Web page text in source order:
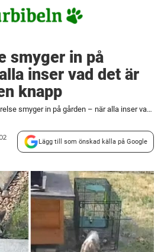
smyger in på
inser vad det är
knapp
Hårlös varelse smyger in på gården – när alla inser vad det är för djur är tiden knapp
Lägg till som önskad källa på Google